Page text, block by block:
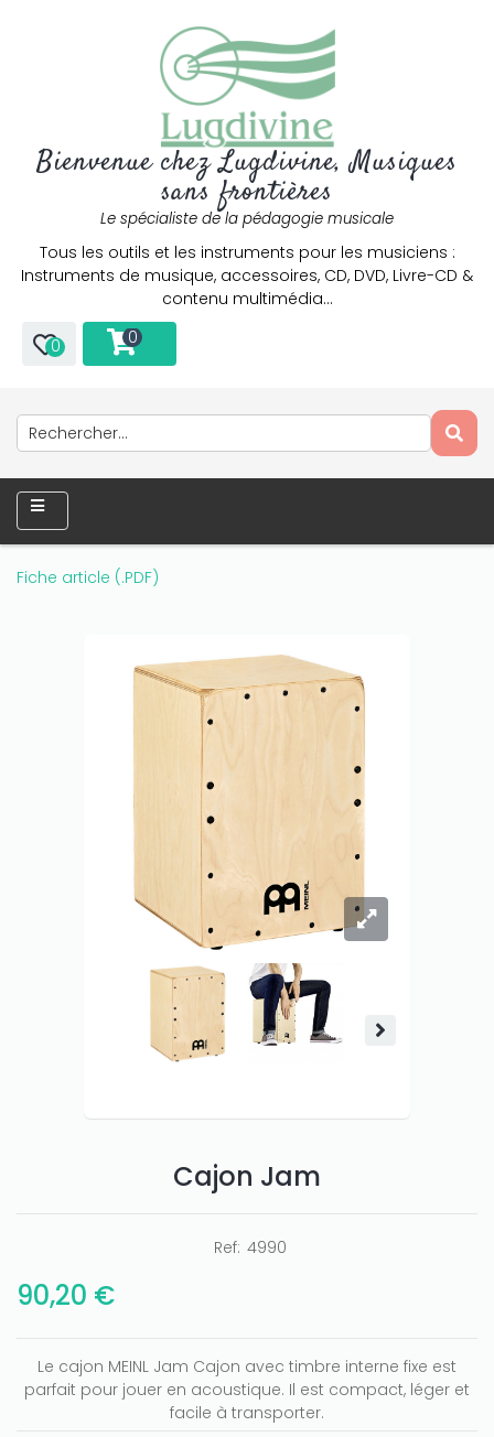
Bienvenue chez Lugdivine, Musiques
sans frontières
Le spécialiste de la pédagogie musicale
Tous les outils et les instruments pour les musiciens :
Instruments de musique, accessoires, CD, DVD, Livre-CD &
contenu multimédia…
0 0
Fiche article (.PDF)
Cajon Jam
Ref: 4990
90,20 €
Le cajon MEINL Jam Cajon avec timbre interne fixe est
parfait pour jouer en acoustique. Il est compact, léger et
facile à transporter.
Joo casinoif you really want to win a huge
amount on your credits!